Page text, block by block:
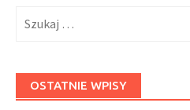
OSTATNIE WPISY